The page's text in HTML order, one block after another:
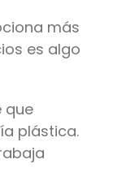
más
es algo
que
plástica.